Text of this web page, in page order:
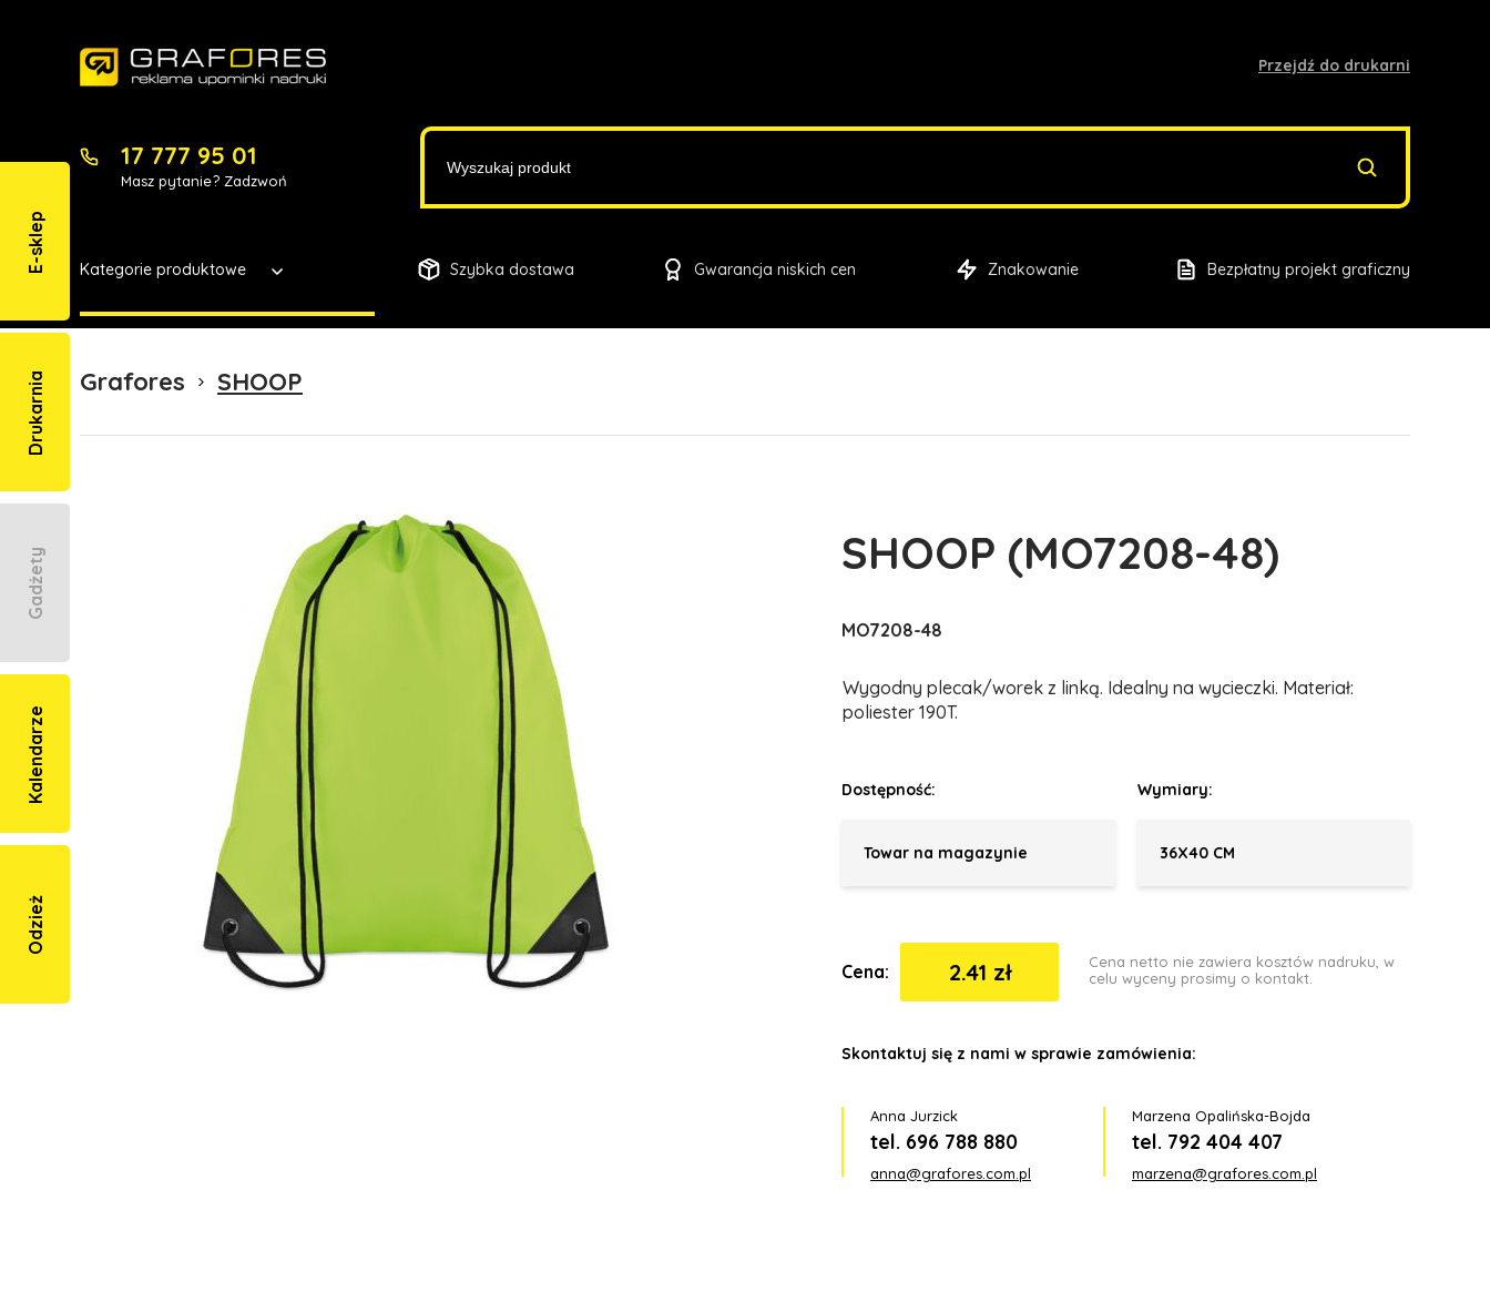
Przejdź do drukarni
17 777 95 01
Masz pytanie? Zadzwoń
Kategorie produktowe Szybka dostawa Gwarancja niskich cen Znakowanie Bezpłatny projekt graficzny
Grafores SHOOP
SHOOP (MO7208-48)
MO7208-48
Wygodny plecak/worek z linką. Idealny na wycieczki. Materiał:
poliester 190T.
Dostępność:
Towar na magazynie
Wymiary:
36X40 CM
Cena: 2.41 zł
Cena netto nie zawiera kosztów nadruku, w
celu wyceny prosimy o kontakt.
Skontaktuj się z nami w sprawie zamówienia:
Anna Jurzick
tel. 696 788 880
anna@grafores.com.pl
Marzena Opalińska-Bojda
tel. 792 404 407
marzena@grafores.com.pl
E-sklep
Drukarnia
Gadżety
Kalendarze
Odzież